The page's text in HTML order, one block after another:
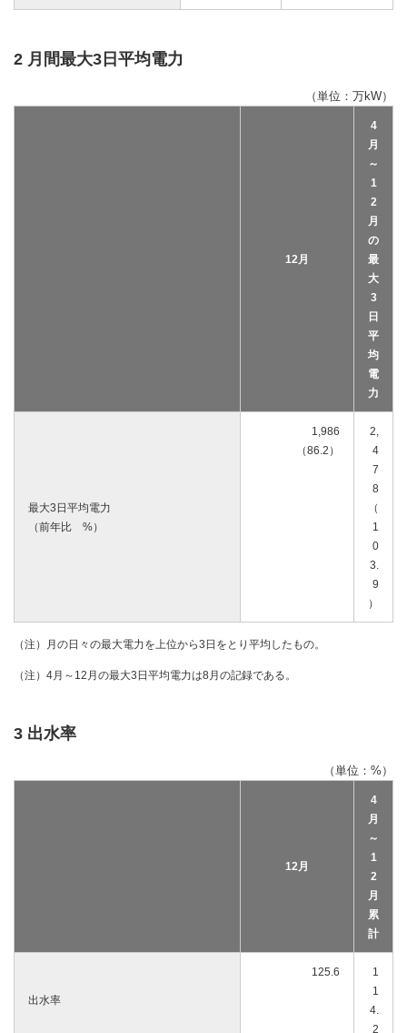
2 月間最大3日平均電力
（単位：万kW）
12月
4
月
～
1
2
月
の
最
大
3
日
平
均
電
力
最大3日平均電力
（前年比 %）
1,986
（86.2）
2,
4
7
8
（
1
0
3.
9
）
（注）月の日々の最大電力を上位から3日をとり平均したもの。
（注）4月～12月の最大3日平均電力は8月の記録である。
3 出水率
（単位：%）
12月
4
月
～
1
2
月
累
計
出水率
125.6
1
1
4.
2